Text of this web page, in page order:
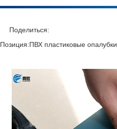
Поделиться:
Позиция:ПВХ пластиковые опалубки